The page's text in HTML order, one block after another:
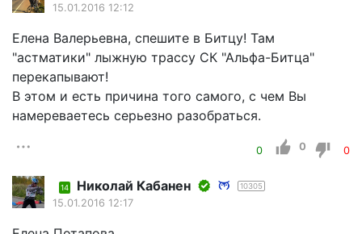
15.01.2016 12:12
Елена Валерьевна, спешите в Битцу! Там
"астматики" лыжную трассу СК "Альфа-Битца"
перекапывают!
В этом и есть причина того самого, с чем Вы
намереваетесь серьезно разобраться.
0 0 0
14 Николай Кабанен 10305
15.01.2016 12:17